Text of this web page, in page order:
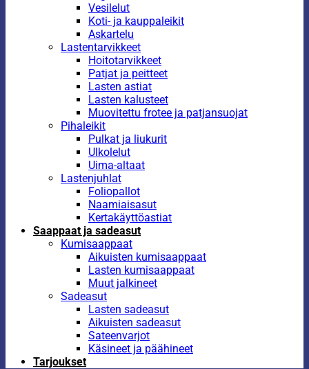
Vesilelut
Koti- ja kauppaleikit
Askartelu
Lastentarvikkeet
Hoitotarvikkeet
Patjat ja peitteet
Lasten astiat
Lasten kalusteet
Muovitettu frotee ja patjansuojat
Pihaleikit
Pulkat ja liukurit
Ulkolelut
Uima-altaat
Lastenjuhlat
Foliopallot
Naamiaisasut
Kertakäyttöastiat
Saappaat ja sadeasut
Kumisaappaat
Aikuisten kumisaappaat
Lasten kumisaappaat
Muut jalkineet
Sadeasut
Lasten sadeasut
Aikuisten sadeasut
Sateenvarjot
Käsineet ja päähineet
Tarjoukset